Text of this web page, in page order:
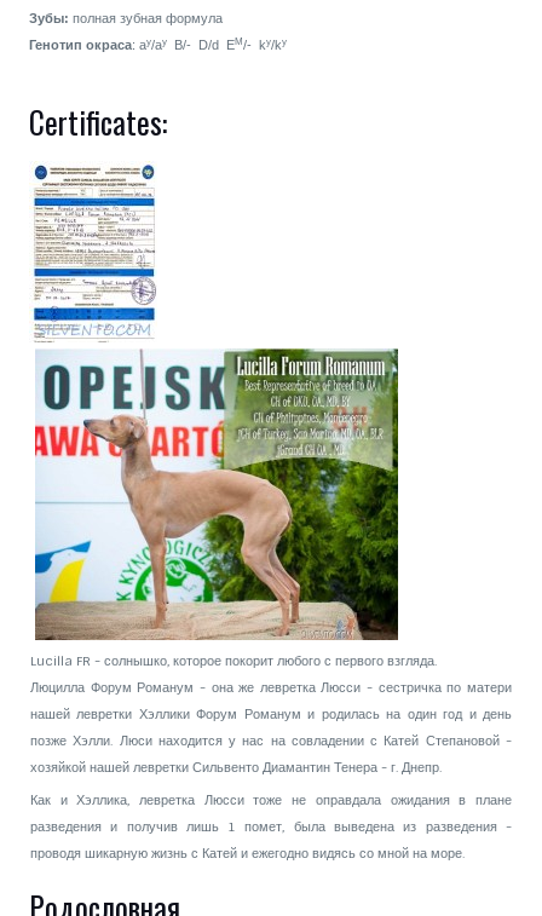
Зубы: полная зубная формула
Генотип окраса: ay/ayB/- D/d EM/- ky/ky
Certificates:
Lucilla FR - солнышко, которое покорит любого с первого взгляда.
Люцилла Форум Романум - она же левретка Люсси - сестричка по матери
нашей левретки Хэллики Форум Романум и родилась на один год и день
позже Хэлли. Люси находится у нас на совладении с Катей Степановой -
хозяйкой нашей левретки Сильвенто Диамантин Тенера - г. Днепр.
Как и Хэллика, левретка Люсси тоже не оправдала ожидания в плане
разведения и получив лишь 1 помет, была выведена из разведения -
проводя шикарную жизнь с Катей и ежегодно видясь со мной на море.
Родословная